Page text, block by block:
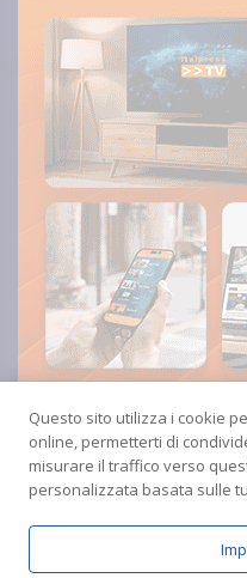
Questo sito utilizza i cookie
online, permetterti di
misurare il traffico verso
personalizzata basata sulle